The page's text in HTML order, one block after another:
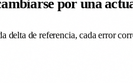
por una
delta de referencia, cada error